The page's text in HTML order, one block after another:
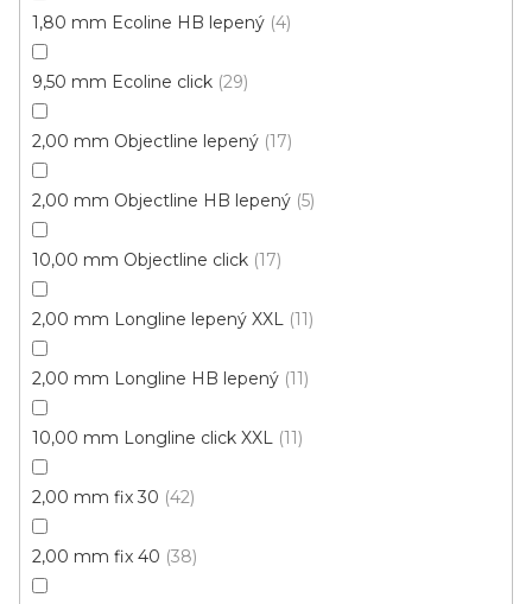
1,80 mm Ecoline HB lepený 4
9,50 mm Ecoline click 29
2,00 mm Objectline lepený 17
2,00 mm Objectline HB lepený 5
10,00 mm Objectline click 17
2,00 mm Longline lepený XXL 11
2,00 mm Longline HB lepený 11
10,00 mm Longline click XXL 11
2,00 mm fix 30 42
2,00 mm fix 40 38
Vinylová podlaha PALLADIUM 40 Grace Oak
Greige
Skladem externě, odesíláme do 2-3 dnů
od
599 Kč